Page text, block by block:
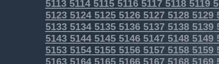
5113511451155116511751185119
5123512451255126512751285129
5133513451355136513751385139
5143514451455146514751485149
5153515451555156515751585159
5163516451655166516751685169